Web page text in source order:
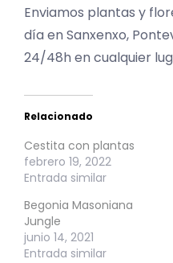
Enviamos plantas y
día en Sanxenxo,
24/48h en cualquier
Relacionado
Cestita con plantas
febrero 19, 2022
Entrada similar
Begonia Masoniana
Jungle
junio 14, 2021
Entrada similar